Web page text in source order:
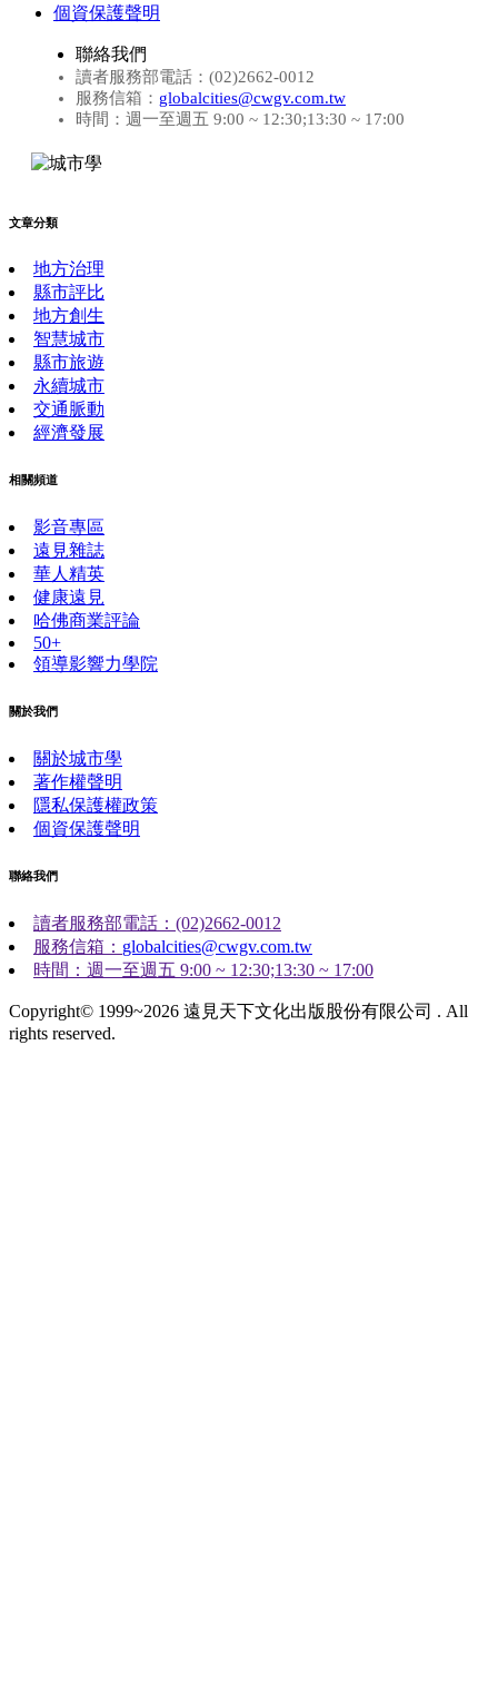
個資保護聲明
聯絡我們
讀者服務部電話：(02)2662-0012
服務信箱： globalcities@cwgv.com.tw
時間：週一至週五 9:00 ~ 12:30;13:30 ~ 17:00
文章分類
地方治理
縣市評比
地方創生
智慧城市
縣市旅遊
永續城市
交通脈動
經濟發展
相關頻道
影音專區
遠見雜誌
華人精英
健康遠見
哈佛商業評論
50+
領導影響力學院
關於我們
關於城市學
著作權聲明
隱私保護權政策
個資保護聲明
聯絡我們
讀者服務部電話：(02)2662-0012
服務信箱： globalcities@cwgv.com.tw
時間：週一至週五 9:00 ~ 12:30;13:30 ~ 17:00
Copyright© 1999~2026 遠見天下文化出版股份有限公司 . All
rights reserved.